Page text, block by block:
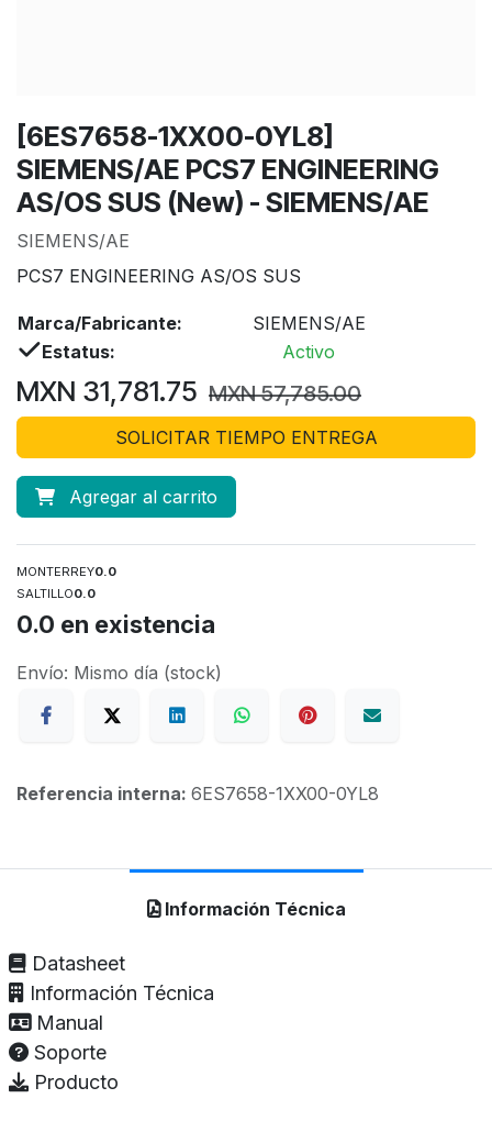
[6ES7658-1XX00-0YL8]
SIEMENS/AE PCS7 ENGINEERING
AS/OS SUS (New) - SIEMENS/AE
SIEMENS/AE
PCS7 ENGINEERING AS/OS SUS
Marca/Fabricante:
SIEMENS/AE
Estatus:
Activo
MXN 31,781.75 MXN57,785.00
SOLICITAR TIEMPO ENTREGA
Agregar al carrito
MONTERREY0.0
SALTILLO0.0
0.0 en existencia
Envío: Mismo día (stock)
Referencia interna: 6ES7658-1XX00-0YL8
Información Técnica
Datasheet
Información Técnica
Manual
Soporte
Producto